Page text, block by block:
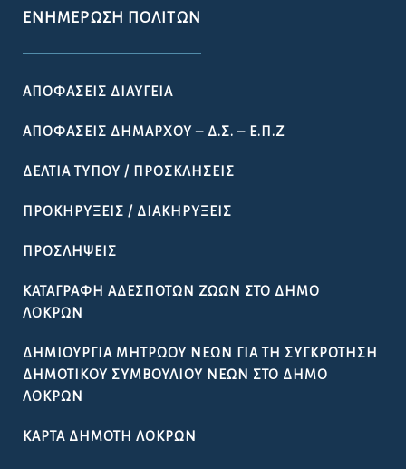
ΕΝΗΜΈΡΩΣΗ ΠΟΛΙΤΏΝ
ΑΠΟΦΆΣΕΙΣ ΔΙΑΎΓΕΙΑ
ΑΠΟΦΆΣΕΙΣ ΔΗΜΆΡΧΟΥ – Δ.Σ. – Ε.Π.Ζ
ΔΕΛΤΊΑ ΤΎΠΟΥ / ΠΡΟΣΚΛΉΣΕΙΣ
ΠΡΟΚΗΡΎΞΕΙΣ / ΔΙΑΚΗΡΎΞΕΙΣ
ΠΡΟΣΛΉΨΕΙΣ
ΚΑΤΑΓΡΑΦΉ ΑΔΈΣΠΟΤΩΝ ΖΏΩΝ ΣΤΟ ΔΉΜΟ
ΛΟΚΡΏΝ
ΔΗΜΙΟΥΡΓΊΑ ΜΗΤΡΏΟΥ ΝΈΩΝ ΓΙΑ ΤΗ ΣΥΓΚΡΌΤΗΣΗ
ΔΗΜΟΤΙΚΟΎ ΣΥΜΒΟΥΛΊΟΥ ΝΈΩΝ ΣΤΟ ΔΉΜΟ
ΛΟΚΡΏΝ
ΚΆΡΤΑ ΔΗΜΌΤΗ ΛΟΚΡΏΝ